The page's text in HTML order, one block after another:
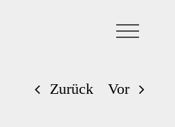
Zurück
Vor